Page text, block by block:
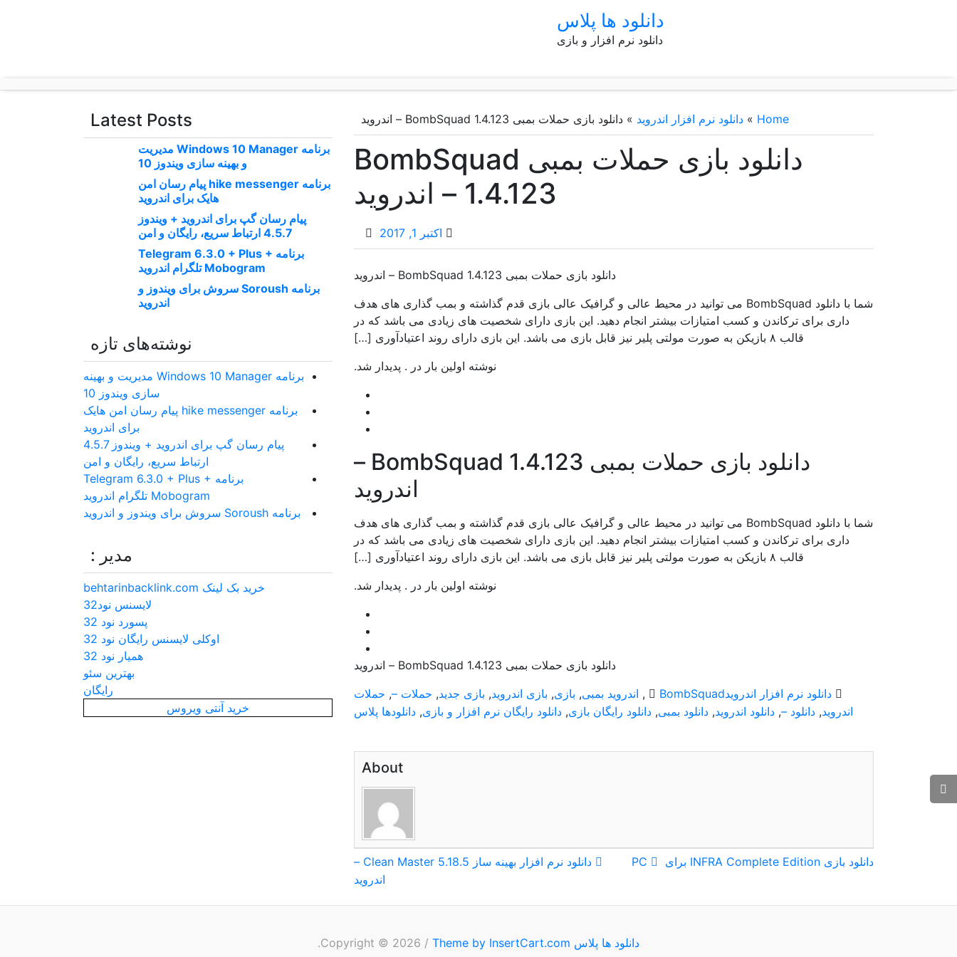
دانلود ها پلاس
دانلود نرم افزار و بازی
Home
» دانلود نرم افزار اندروید » دانلود بازی حملات بمبی BombSquad 1.4.123 – اندروید
دانلود بازی حملات بمبی BombSquad
1.4.123 – اندروید
اکتبر 1, 2017
دانلود بازی حملات بمبی BombSquad 1.4.123 – اندروید
شما با دانلود BombSquad می توانید در محیط عالی و گرافیک عالی بازی قدم گذاشته و بمب گذاری های هدف
داری برای ترکاندن و کسب امتیازات بیشتر انجام دهید. این بازی دارای شخصیت های زیادی می باشد که در
قالب ۸ بازیکن به صورت مولتی پلیر نیز قابل بازی می باشد. این بازی دارای روند اعتیادآوری […]
نوشته اولین بار در . پدیدار شد.
دانلود بازی حملات بمبی BombSquad 1.4.123 –
اندروید
شما با دانلود BombSquad می توانید در محیط عالی و گرافیک عالی بازی قدم گذاشته و بمب گذاری های هدف
داری برای ترکاندن و کسب امتیازات بیشتر انجام دهید. این بازی دارای شخصیت های زیادی می باشد که در
قالب ۸ بازیکن به صورت مولتی پلیر نیز قابل بازی می باشد. این بازی دارای روند اعتیادآوری […]
نوشته اولین بار در . پدیدار شد.
دانلود بازی حملات بمبی BombSquad 1.4.123 – اندروید
دانلود نرم افزار اندرویدBombSquad
, اندروید بمبی, بازی, بازی اندروید, بازی جدید, حملات –, حملات
اندروید, دانلود –, دانلود اندروید, دانلود بمبی, دانلود رایگان بازی, دانلود رایگان نرم افزار و بازی, دانلودها پلاس
About
راهبری
دانلود نرم افزار بهینه ساز Clean Master 5.18.5 –
اندروید
دانلود بازی INFRA Complete Edition برای PC
Latest Posts
برنامه Windows 10 Manager مدیریت
و بهینه سازی ویندوز 10
برنامه hike messenger پیام‌ رسان‌ امن
هایک برای اندروید
پیام رسان گپ برای اندروید + ویندوز
4.5.7 ارتباط سریع، رایگان و امن
برنامه Telegram 6.3.0 + Plus +
Mobogram تلگرام اندروید
برنامه Soroush سروش برای ویندوز و
اندروید
نوشته‌های تازه
برنامه Windows 10 Manager مدیریت و بهینه
سازی ویندوز 10
برنامه hike messenger پیام‌ رسان‌ امن هایک
برای اندروید
پیام رسان گپ برای اندروید + ویندوز 4.5.7
ارتباط سریع، رایگان و امن
برنامه Telegram 6.3.0 + Plus +
Mobogram تلگرام اندروید
برنامه Soroush سروش برای ویندوز و اندروید
مدیر :
خرید بک لینک behtarinbacklink.com
لایسنس نود32
پسورد نود 32
اوکلی لایسنس رایگان نود 32
همیار نود 32
بهترین سئو
رایگان
خرید آنتی ویروس
دانلود ها پلاس / Theme by InsertCart.com
.